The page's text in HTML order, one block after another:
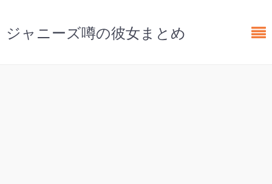
ジャニーズ噂の彼女まとめ